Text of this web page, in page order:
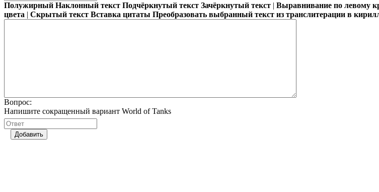
Полужирный Наклонный текст Подчёркнутый текст Зачёркнутый текст | Выравнивание по левому
цвета | Скрытый текст Вставка цитаты Преобразовать выбранный текст из транслитерации в
Вопрос:
Напишите сокращенный вариант World of Tanks
Добавить